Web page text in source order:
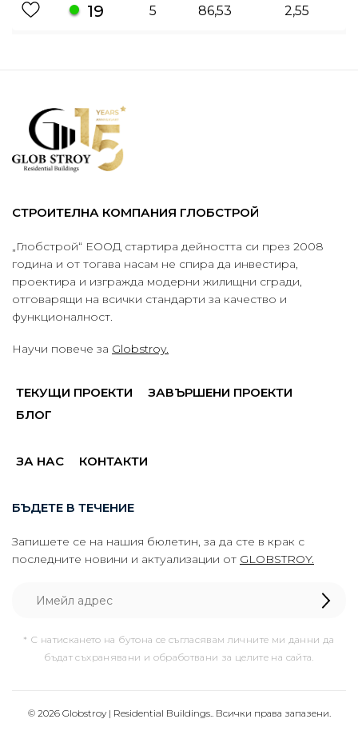
19 5 86,53 2,55
СТРОИТЕЛНА КОМПАНИЯ ГЛОБСТРОЙ
„Глобстрой“ ЕООД стартира дейността си през 2008
година и от тогава насам не спира да инвестира,
проектира и изгражда модерни жилищни сгради,
отговарящи на всички стандарти за качество и
функционалност.
Научи повече за Globstroy.
ТЕКУЩИ ПРОЕКТИ
ЗАВЪРШЕНИ ПРОЕКТИ
БЛОГ
ЗА НАС КОНТАКТИ
БЪДЕТЕ В ТЕЧЕНИЕ
Запишете се на нашия бюлетин, за да сте в крак с
последните новини и актуализации от GLOBSTROY.
* С натискането на бутона се съгласявам личните ми данни да
бъдат съхранявани и обработвани за целите на сайта.
© 2026 Globstroy | Residential Buildings.. Всички права запазени.